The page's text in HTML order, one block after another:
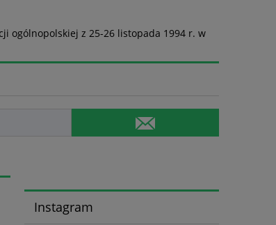
ogólnopolskiej z 25-26 listopada 1994 r. w
Instagram